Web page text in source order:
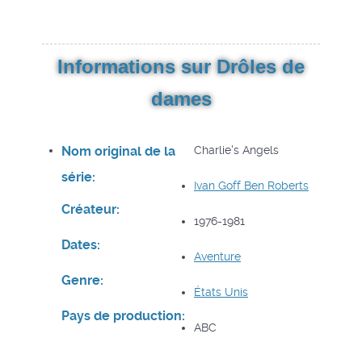
Informations sur Drôles de
dames
Nom original de la
série:
Charlie's Angels
Créateur:
Ivan Goff Ben Roberts
Dates:
1976-1981
Genre:
Aventure
Pays de production:
États Unis
ABC